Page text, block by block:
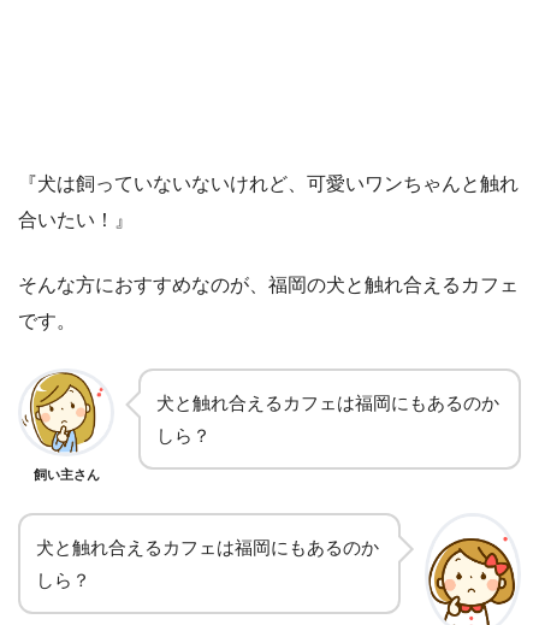
『犬は飼っていないないけれど、可愛いワンちゃんと触れ
合いたい！』
そんな方におすすめなのが、福岡の犬と触れ合えるカフェ
です。
飼い主さん
犬と触れ合えるカフェは福岡にもあるのか
しら？
犬と触れ合えるカフェは福岡にもあるのか
しら？